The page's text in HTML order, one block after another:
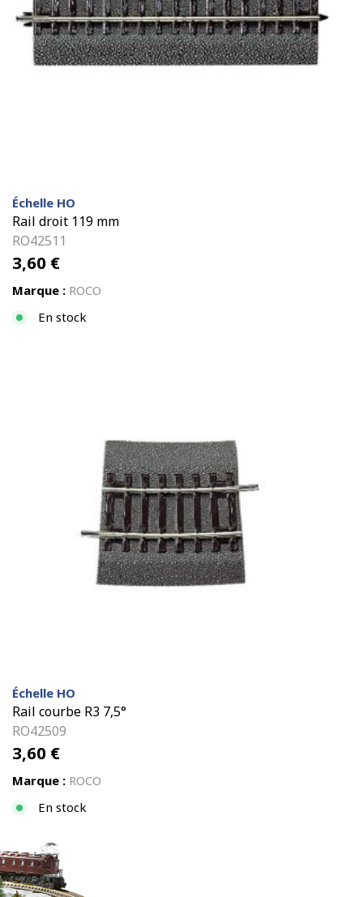
Échelle HO
Rail droit 119 mm
RO42511
3,60 €
Marque : ROCO
En stock
Échelle HO
Rail courbe R3 7,5°
RO42509
3,60 €
Marque : ROCO
En stock